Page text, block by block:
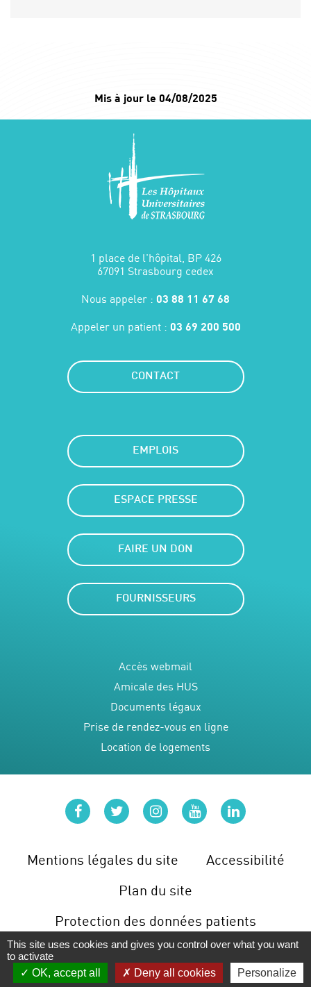
Mis à jour le 04/08/2025
1 place de l'hôpital, BP 426
67091 Strasbourg cedex
Nous appeler : 03 88 11 67 68
Appeler un patient : 03 69 200 500
CONTACT
EMPLOIS
ESPACE PRESSE
FAIRE UN DON
FOURNISSEURS
Accès webmail
Amicale des HUS
Documents légaux
Prise de rendez-vous en ligne
Location de logements
Mentions légales du site
Accessibilité
Plan du site
Protection des données patients
Gérer les cookies
facebooktwitterinstagram
youtubelinkedin
This site uses cookies and gives you control over what you want
to activate
OK, accept all
Deny all cookies
Personalize